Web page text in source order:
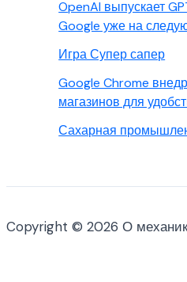
OpenAI выпускает
Google уже на
Игра Супер сапер
Google Chrome
магазинов для
Сахарная
Copyright © 2026 О